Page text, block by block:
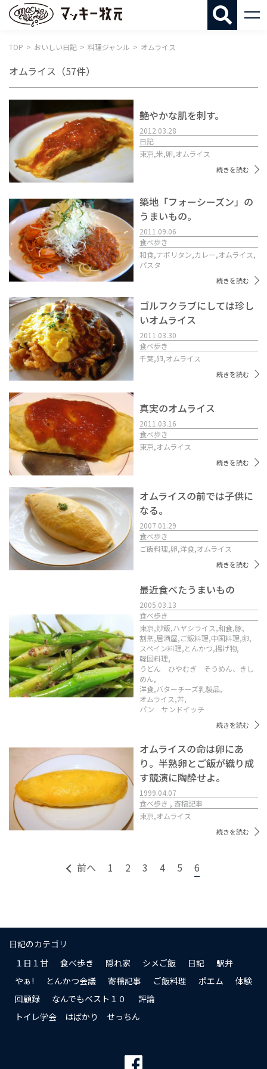
TOP おいしい日記 料理ジャンル オムライス
オムライス （57件）
艶やかな肌を刺す。
2012.03.28
日記
東京,米,卵,オムライス
続きを読む
築地「フォーシーズン」の
うまいもの。
2011.09.06
食べ歩き
和食,ナポリタン,カレー,オムライス,
パスタ
続きを読む
ゴルフクラブにしては珍し
いオムライス
2011.03.30
食べ歩き
千葉,卵,オムライス
続きを読む
真実のオムライス
2011.03.16
食べ歩き
東京,オムライス
続きを読む
オムライスの前では子供に
なる。
2007.01.29
食べ歩き
ご飯料理,卵,洋食,オムライス
続きを読む
最近食べたうまいもの
2005.03.13
食べ歩き
東京,炒飯,ハヤシライス,和食,豚,
割烹,居酒屋,ご飯料理,中国料理,卵,
スペイン料理,とんかつ,揚げ物,
韓国料理,
うどん ひやむぎ そうめん、きし
めん,
洋食,バターチーズ乳製品,
オムライス,丼,
パン サンドイッチ
続きを読む
オムライスの命は卵にあ
り。半熟卵とご飯が織り成
す競演に陶酔せよ。
1999.04.07
食べ歩き , 寄稿記事
東京,オムライス
続きを読む
前へ 1 2 3 4 5 6
日記のカテゴリ
１日１甘
食べ歩き 隠れ家 シメご飯 日記
駅弁
やぁ!
とんかつ会議 寄稿記事 ご飯料理 ポエム
体験
回顧録
なんでもベスト１０
評論
トイレ学会 はばかり せっちん